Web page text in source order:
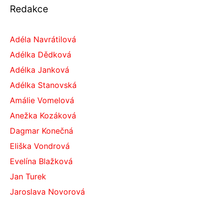
Redakce
Adéla Navrátilová
Adélka Dědková
Adélka Janková
Adélka Stanovská
Amálie Vomelová
Anežka Kozáková
Dagmar Konečná
Eliška Vondrová
Evelína Blažková
Jan Turek
Jaroslava Novorová